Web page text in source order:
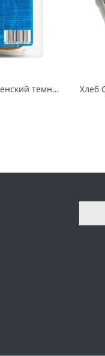
Bezgluten Хлеб Деревенский темный без глютена